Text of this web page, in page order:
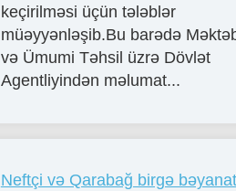
keçirilməsi üçün tələblər
müəyyənləşib.Bu barədə
və Ümumi Təhsil üzrə Dövlət
Agentliyindən məlumat...
Neftçi və Qarabağ birgə bəyanat